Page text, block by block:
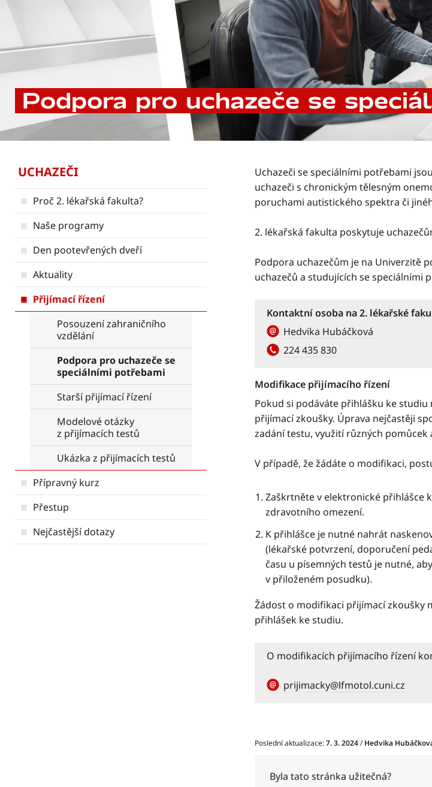
Podpora pro uchazeče se
UCHAZEČI
Proč 2. lékařská fakulta?
Naše programy
Den pootevřených dveří
Aktuality
Přijímací řízení
Posouzení zahraničního
vzdělání
Podpora pro uchazeče se
speciálními potřebami
Starší přijímací řízení
Modelové otázky
z přijímacích testů
Ukázka z přijímacích testů
Přípravný kurz
Přestup
Nejčastější dotazy
Uchazeči se speciálními potřebami
uchazeči s chronickým tělesným
poruchami autistického spektra či
2. lékařská fakulta poskytuje
Podpora uchazečům je na Univerzitě
uchazečů a studujících se speciálními
Kontaktní osoba na 2. lékařské
Hedvika Hubáčková
224 435 830
Modifikace přijímacího řízení
Pokud si podáváte přihlášku ke studiu
přijímací zkoušky. Úprava nejčastěji
zadání testu, využití různých
V případě, že žádáte o modifikaci,
Zaškrtněte v elektronické přihlášce
zdravotního omezení.
K přihlášce je nutné nahrát
(lékařské potvrzení, doporučení
času u písemných testů je nutné,
v přiloženém posudku).
Žádost o modifikaci přijímací zkoušky
přihlášek ke studiu.
O modifikacích přijímacího řízení
prijimacky@lfmotol.cuni.cz
Poslední aktualizace:7. 3. 2024/Hedvika
Byla tato stránka užitečná?